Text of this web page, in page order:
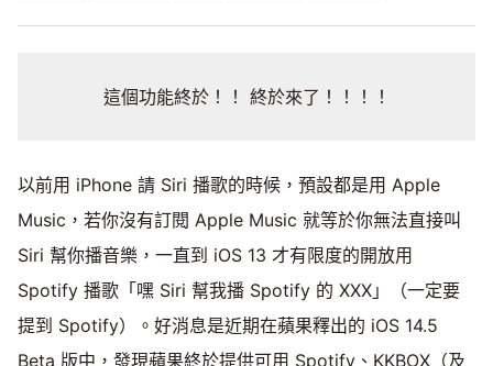
這個功能終於！！ 終於來了！！！！
以前用 iPhone 請 Siri 播歌的時候，預設都是用 Apple
Music，若你沒有訂閱 Apple Music 就等於你無法直接叫
Siri 幫你播音樂，一直到 iOS 13 才有限度的開放用
Spotify 播歌「嘿 Siri 幫我播 Spotify 的 XXX」（一定要
提到 Spotify）。好消息是近期在蘋果釋出的 iOS 14.5
Beta 版中，發現蘋果終於提供可用 Spotify、KKBOX（及